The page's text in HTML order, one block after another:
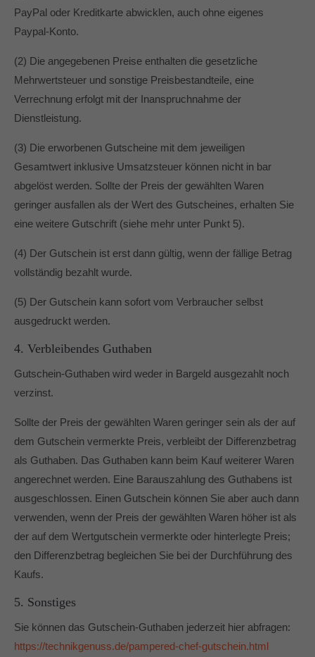
PayPal oder Kreditkarte abwicklen, auch ohne eigenes
Paypal-Konto.
(2) Die angegebenen Preise enthalten die gesetzliche
Mehrwertsteuer und sonstige Preisbestandteile, eine
Verrechnung erfolgt mit der Inanspruchnahme der
Dienstleistung.
(3) Die erworbenen Gutscheine mit dem jeweiligen
Gesamtwert inklusive Umsatzsteuer können nicht in bar
abgelöst werden. Sollte der Preis der gewählten Waren
geringer ausfallen als der Wert des Gutscheines, erhalten Sie
eine weitere Gutschrift (siehe mehr unter Punkt 5).
(4) Der Gutschein ist erst dann gültig, wenn der fällige Betrag
vollständig bezahlt wurde.
(5) Der Gutschein kann sofort vom Verbraucher selbst
ausgedruckt werden.
4. Verbleibendes Guthaben
Gutschein-Guthaben wird weder in Bargeld ausgezahlt noch
verzinst.
Sollte der Preis der gewählten Waren geringer sein als der auf
dem Gutschein vermerkte Preis, verbleibt der Differenzbetrag
als Guthaben. Das Guthaben kann beim Kauf weiterer Waren
angerechnet werden. Eine Barauszahlung des Guthabens ist
ausgeschlossen. Einen Gutschein können Sie aber auch dann
verwenden, wenn der Preis der gewählten Waren höher ist als
der auf dem Wertgutschein vermerkte oder hinterlegte Preis;
den Differenzbetrag begleichen Sie bei der Durchführung des
Kaufs.
5. Sonstiges
Sie können das Gutschein-Guthaben jederzeit hier abfragen:
https://technikgenuss.de/pampered-chef-gutschein.html